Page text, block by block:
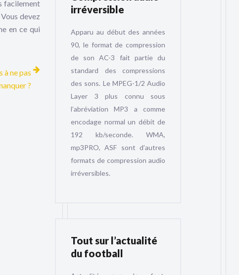
facilement
devez
en ce qui
à ne pas
?
irréversible
Apparu au début des années
90, le format de compression
de son AC-3 fait partie du
standard des compressions
des sons. Le MPEG-1/2 Audio
Layer 3 plus connu sous
l’abréviation MP3 a comme
encodage normal un débit de
192 kb/seconde. WMA,
mp3PRO, ASF sont d’autres
formats de compression audio
irréversibles.
Tout sur l’actualité
du football